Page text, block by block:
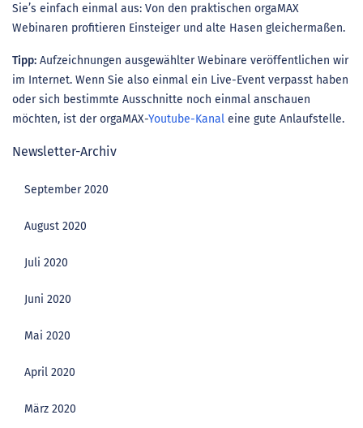
Sie’s einfach einmal aus: Von den praktischen orgaMAX
Webinaren profitieren Einsteiger und alte Hasen gleichermaßen.
Tipp: Aufzeichnungen ausgewählter Webinare veröffentlichen wir
im Internet. Wenn Sie also einmal ein Live-Event verpasst haben
oder sich bestimmte Ausschnitte noch einmal anschauen
möchten, ist der orgaMAX-Youtube-Kanal eine gute Anlaufstelle.
Newsletter-Archiv
September 2020
August 2020
Juli 2020
Juni 2020
Mai 2020
April 2020
März 2020